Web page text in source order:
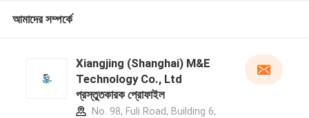
আমাদের সম্পর্কে
Xiangjing (Shanghai) M&E
Technology Co., Ltd
প্রস্তুতকারক প্রোফাইল
No. 98, Fuli Road, Building 6,